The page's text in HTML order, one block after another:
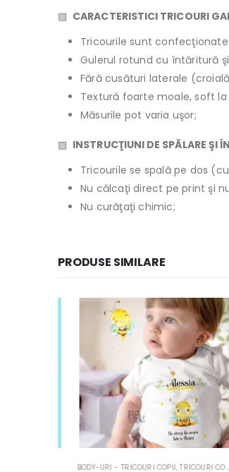
▧ CARACTERISTICI TRICOURI
Tricourile sunt confecţionate
Gulerul rotund cu întăritură
Fără cusături laterale
Textură foarte moale, soft
Măsurile pot varia uşor;
▧ INSTRUCŢIUNI DE SPĂLARE ŞI
Tricourile se spală pe dos
Nu călcaţi direct pe print şi
Nu curăţaţi chimic;
PRODUSE SIMILARE
BODY-URI - TRICOURI COPII ,TRICOURI COPII